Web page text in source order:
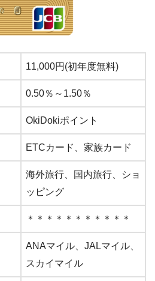
11,000円(初年度無料)
0.50％～1.50％
OkiDokiポイント
ETCカード、家族カード
海外旅行、国内旅行、ショ
ッピング
＊＊＊＊＊＊＊＊＊＊＊
ANAマイル、JALマイル、
スカイマイル